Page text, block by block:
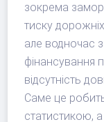
зокрема
тиску дорожніх
але водночас
фінансування
відсутність
Саме це
статистикою,